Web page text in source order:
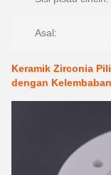
Asal:
Keramik Zirconia
dengan